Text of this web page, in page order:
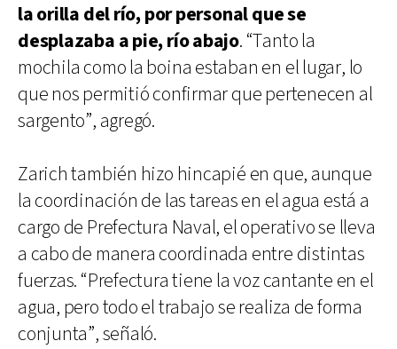
la orilla del río, por personal que se
desplazaba a pie, río abajo. “Tanto la
mochila como la boina estaban en el lugar, lo
que nos permitió confirmar que pertenecen al
sargento”, agregó.
Zarich también hizo hincapié en que, aunque
la coordinación de las tareas en el agua está a
cargo de Prefectura Naval, el operativo se lleva
a cabo de manera coordinada entre distintas
fuerzas. “Prefectura tiene la voz cantante en el
agua, pero todo el trabajo se realiza de forma
conjunta”, señaló.